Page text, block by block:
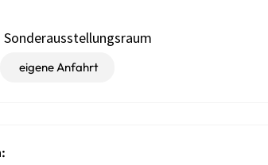
eigene Anfahrt